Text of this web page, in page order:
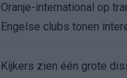
Oranje-international op
Engelse clubs tonen
Kijkers zien één grote